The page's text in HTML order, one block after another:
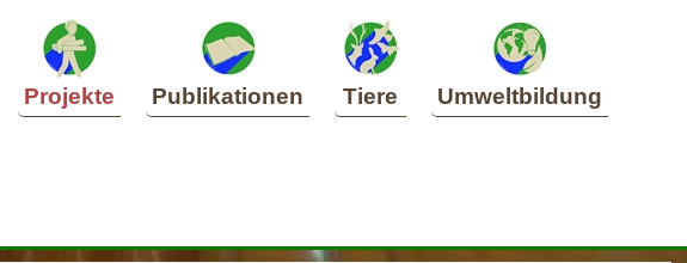
Projekte Publikationen Tiere Umweltbildung